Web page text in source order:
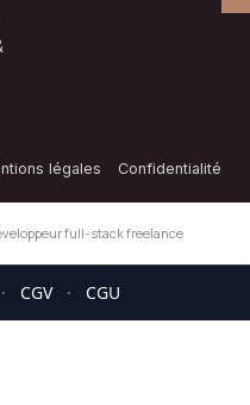
légales Confidentialité
full-stack freelance
· CGV · CGU